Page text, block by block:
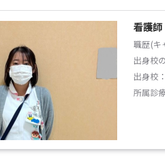
看護
職歴(キ
出身校
出身校：
所属診